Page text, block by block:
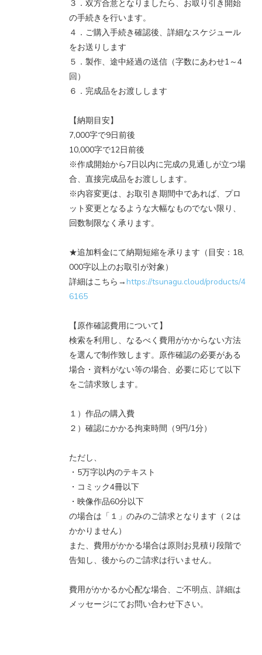
３．双方合意となりましたら、お取り引き開始
の手続きを行います。
４．ご購入手続き確認後、詳細なスケジュール
をお送りします
５．製作、途中経過の送信（字数にあわせ1～4
回）
６．完成品をお渡しします
【納期目安】
7,000字で9日前後
10,000字で12日前後
※作成開始から7日以内に完成の見通しが立つ場
合、直接完成品をお渡しします。
※内容変更は、お取引き期間中であれば、プロ
ット変更となるような大幅なものでない限り、
回数制限なく承ります。
★追加料金にて納期短縮を承ります（目安：18,
000字以上のお取引が対象）
詳細はこちら→https://tsunagu.cloud/products/4
6165
【原作確認費用について】
検索を利用し、なるべく費用がかからない方法
を選んで制作致します。原作確認の必要がある
場合・資料がない等の場合、必要に応じて以下
をご請求致します。
１）作品の購入費
２）確認にかかる拘束時間（9円/1分）
ただし、
・5万字以内のテキスト
・コミック4冊以下
・映像作品60分以下
の場合は「１」のみのご請求となります（２は
かかりません）
また、費用がかかる場合は原則お見積り段階で
告知し、後からのご請求は行いません。
費用がかかるか心配な場合、ご不明点、詳細は
メッセージにてお問い合わせ下さい。